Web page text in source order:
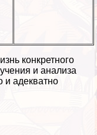
конкретного
и анализа
и адекватно